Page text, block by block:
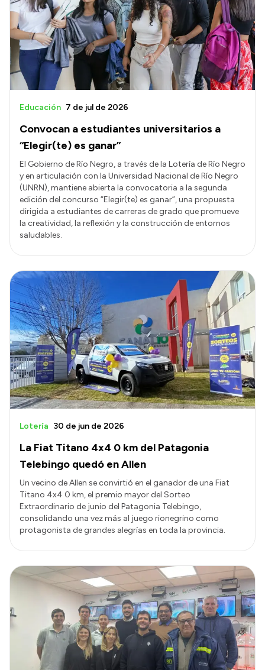
Convocan a estudiantes universitarios a
“Elegir(te) es ganar”
Educación 7 de jul de 2026
El Gobierno de Río Negro, a través de la Lotería de Río Negro
y en articulación con la Universidad Nacional de Río Negro
(UNRN), mantiene abierta la convocatoria a la segunda
edición del concurso “Elegir(te) es ganar”, una propuesta
dirigida a estudiantes de carreras de grado que promueve
la creatividad, la reflexión y la construcción de entornos
saludables.
La Fiat Titano 4x4 0 km del Patagonia
Telebingo quedó en Allen
Lotería 30 de jun de 2026
Un vecino de Allen se convirtió en el ganador de una Fiat
Titano 4x4 0 km, el premio mayor del Sorteo
Extraordinario de junio del Patagonia Telebingo,
consolidando una vez más al juego rionegrino como
protagonista de grandes alegrías en toda la provincia.